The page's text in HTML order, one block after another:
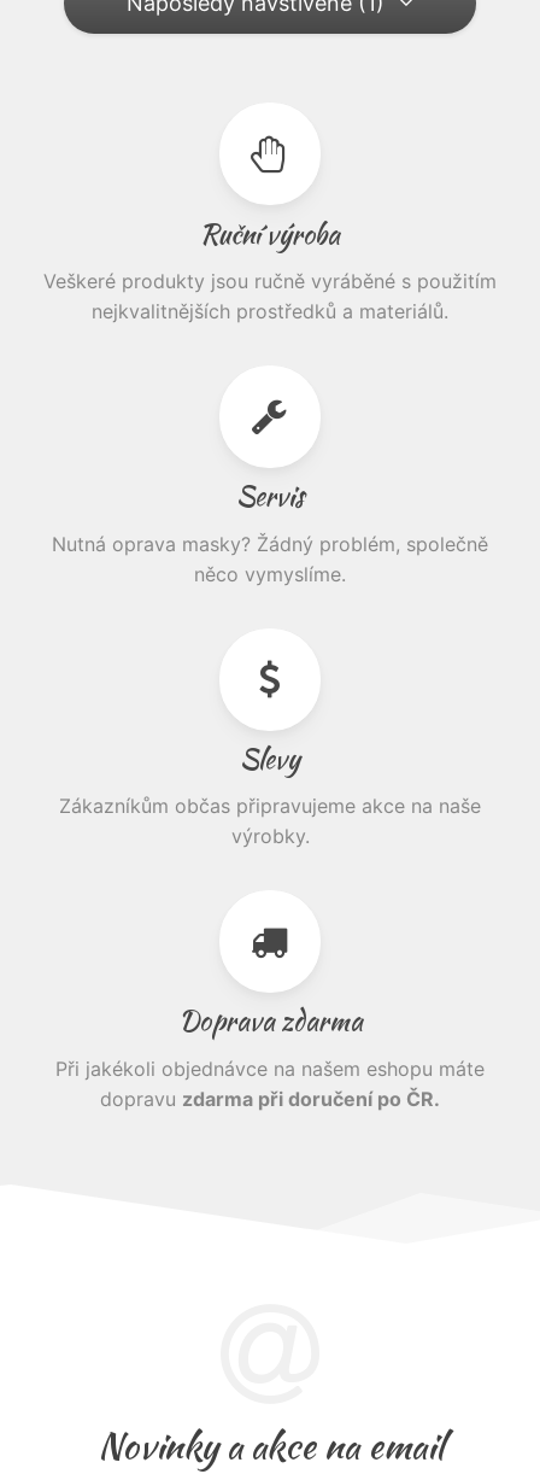
Ruční výroba
Veškeré produkty jsou ručně vyráběné s použitím
nejkvalitnějších prostředků a materiálů.
Servis
Nutná oprava masky? Žádný problém, společně
něco vymyslíme.
Slevy
Zákazníkům občas připravujeme akce na naše
výrobky.
Doprava zdarma
Při jakékoli objednávce na našem eshopu máte
dopravu zdarma při doručení po ČR.
Novinky a akce na email